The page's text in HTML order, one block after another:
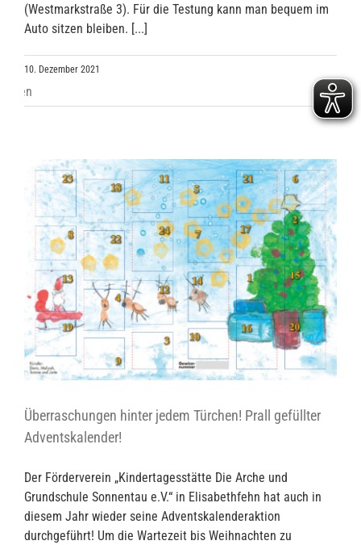
(Westmarkstraße 3). Für die Testung kann man bequem im
Auto sitzen bleiben. [...]
10. Dezember 2021
Überraschungen hinter jedem Türchen! Prall gefüllter
Adventskalender!
Der Förderverein „Kindertagesstätte Die Arche und
Grundschule Sonnentau e.V.“ in Elisabethfehn hat auch in
diesem Jahr wieder seine Adventskalenderaktion
durchgeführt! Um die Wartezeit bis Weihnachten zu